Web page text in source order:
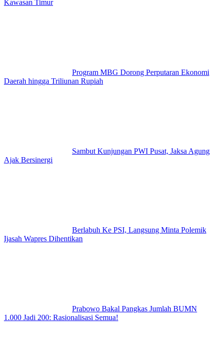
Kawasan Timur
Program MBG Dorong Perputaran Ekonomi
Daerah hingga Triliunan Rupiah
Sambut Kunjungan PWI Pusat, Jaksa Agung
Ajak Bersinergi
Berlabuh Ke PSI, Langsung Minta Polemik
Ijasah Wapres Dihentikan
Prabowo Bakal Pangkas Jumlah BUMN
1.000 Jadi 200: Rasionalisasi Semua!